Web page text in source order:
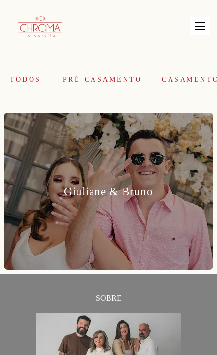
TODOS PRÉ-CASAMENTO
Giuliane & Bruno
SOBRE